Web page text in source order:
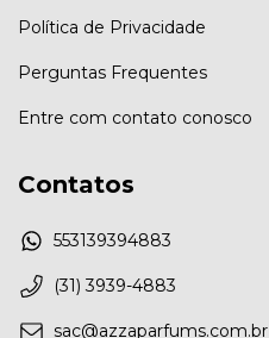
Política de Privacidade
Perguntas Frequentes
Entre com contato conosco
Contatos
553139394883
(31) 3939-4883
sac@azzaparfums.com.br